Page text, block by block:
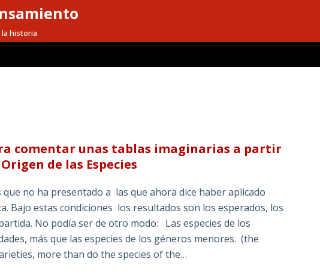
la historia
comentar unas tablas imaginarias a partir
de las Especies
no ha presentado a las que ahora dice haber aplicado
Bajo estas condiciones los resultados son los esperados, los
No podía ser de otro modo: Las especies de los
más que las especies de los géneros menores. (the
more than do the species of the…